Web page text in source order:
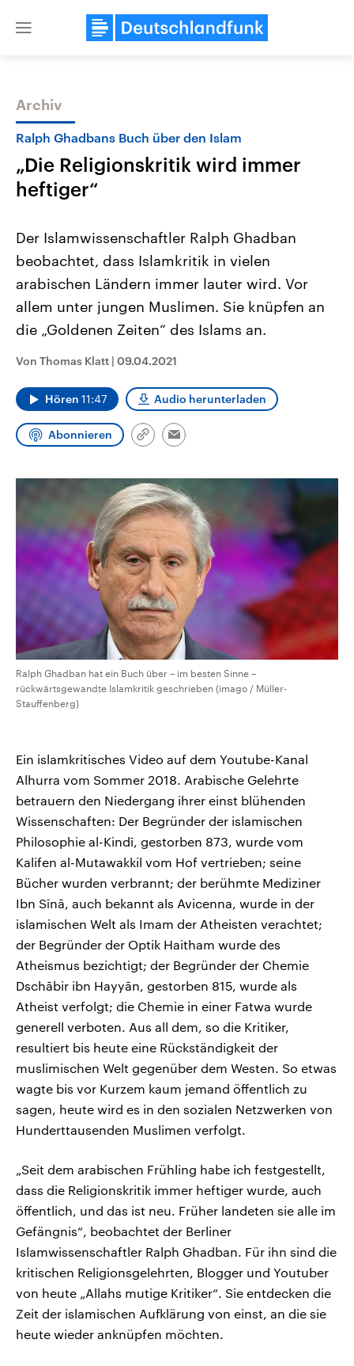
Close
Themen
Landtagswahl Sachsen-Anhalt
2026
Alle Informationen
Sachsen-Anhalt wählt am 6.
September 2026 einen neuen
Landtag. Seit 2021 wird das
CDU, SPD und FDP regiert.-
Wahlprogramme, aktuelle Berichte
und Hintergründe zu den Parteien
und Kandidaten der anstehenden
Wahl.
Aktuelle Beiträge,
Hintergründe
Wirtschaftlich und
gehören die Vereinigten
den mächtigsten Ländern
Sendungen Programm Podcasts
Audio-Archiv
Archiv
Ralph Ghadbans Buch über den Islam
„Die Religionskritik wird immer
heftiger“
Der Islamwissenschaftler Ralph Ghadban
beobachtet, dass Islamkritik in vielen
arabischen Ländern immer lauter wird. Vor
allem unter jungen Muslimen. Sie knüpfen an
die „Goldenen Zeiten“ des Islams an.
Von Thomas Klatt | 09.04.2021
Hören 11:47 Audio herunterladen
Abonnieren
Link
Email
Ralph Ghadban hat ein Buch über – im besten Sinne –
rückwärtsgewandte Islamkritik geschrieben (imago / Müller-
Stauffenberg)
Ein islamkritisches Video auf dem Youtube-Kanal
Alhurra vom Sommer 2018. Arabische Gelehrte
betrauern den Niedergang ihrer einst blühenden
Wissenschaften: Der Begründer der islamischen
Philosophie al-Kindī, gestorben 873, wurde vom
Kalifen al-Mutawakkil vom Hof vertrieben; seine
Bücher wurden verbrannt; der berühmte Mediziner
Ibn Sīnā, auch bekannt als Avicenna, wurde in der
islamischen Welt als Imam der Atheisten verachtet;
der Begründer der Optik Haitham wurde des
Atheismus bezichtigt; der Begründer der Chemie
Dschābir ibn Hayyān, gestorben 815, wurde als
Atheist verfolgt; die Chemie in einer Fatwa wurde
generell verboten. Aus all dem, so die Kritiker,
resultiert bis heute eine Rückständigkeit der
muslimischen Welt gegenüber dem Westen. So etwas
wagte bis vor Kurzem kaum jemand öffentlich zu
sagen, heute wird es in den sozialen Netzwerken von
Hunderttausenden Muslimen verfolgt.
„Seit dem arabischen Frühling habe ich festgestellt,
dass die Religionskritik immer heftiger wurde, auch
öffentlich, und das ist neu. Früher landeten sie alle im
Gefängnis“, beobachtet der Berliner
Islamwissenschaftler Ralph Ghadban. Für ihn sind die
kritischen Religionsgelehrten, Blogger und Youtuber
von heute „Allahs mutige Kritiker“. Sie entdecken die
Zeit der islamischen Aufklärung von einst, an die sie
heute wieder anknüpfen möchten.